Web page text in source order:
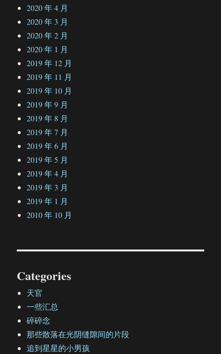
2020 年 4 月
2020 年 3 月
2020 年 2 月
2020 年 1 月
2019 年 12 月
2019 年 11 月
2019 年 10 月
2019 年 9 月
2019 年 8 月
2019 年 7 月
2019 年 6 月
2019 年 5 月
2019 年 4 月
2019 年 3 月
2019 年 1 月
2010 年 10 月
Categories
天官
一些汇总
碎碎念
那些散落在光阴缝隙间的片段
追到星星的小男孩